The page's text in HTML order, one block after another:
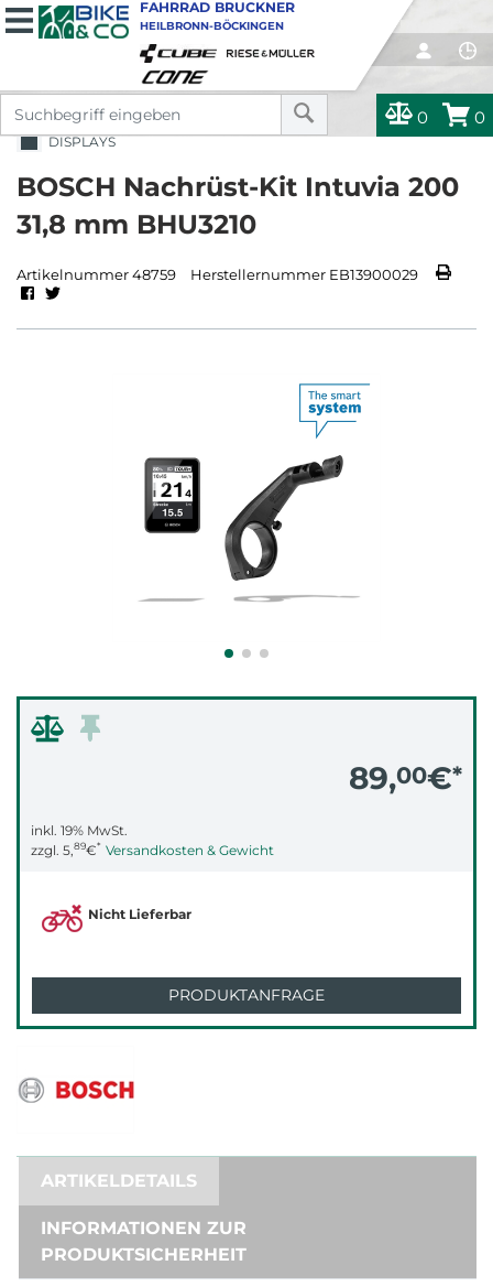
0 0
FAHRRAD BRUCKNER
HEILBRONN-BÖCKINGEN
DISPLAYS
BOSCH Nachrüst-Kit Intuvia 200
31,8 mm BHU3210
Artikelnummer 48759 Herstellernummer EB13900029
89,00€*
inkl. 19% MwSt.
zzgl. 5,89€* Versandkosten & Gewicht
Nicht Lieferbar
PRODUKTANFRAGE
ARTIKELDETAILS
INFORMATIONEN ZUR
PRODUKTSICHERHEIT